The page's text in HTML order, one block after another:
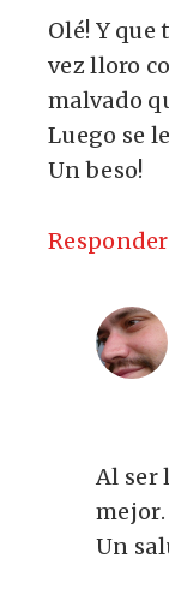
Olé! Y
vez lloro
malvado
Luego se
Un beso!
Responder
Al ser
mejor.
Un